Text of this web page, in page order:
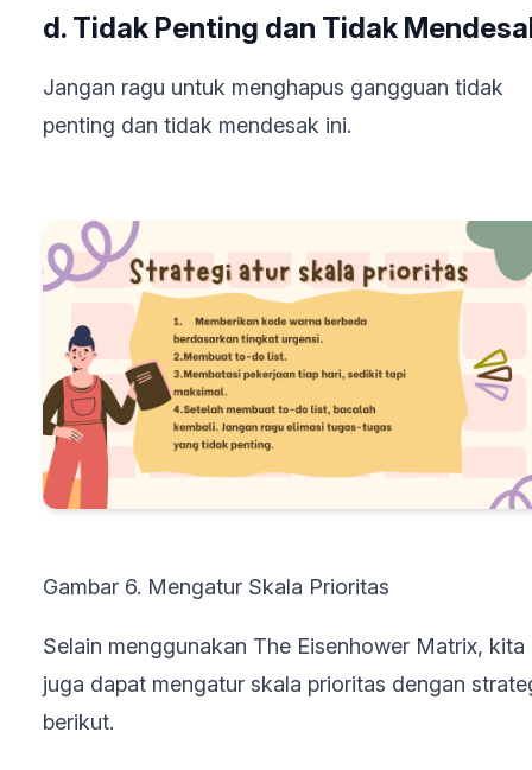
d. Tidak Penting dan Tidak
Jangan ragu untuk menghapus gangguan tidak
penting dan tidak mendesak ini.
Gambar 6. Mengatur Skala Prioritas
Selain menggunakan The Eisenhower Matrix, kita
juga dapat mengatur skala prioritas dengan
berikut.